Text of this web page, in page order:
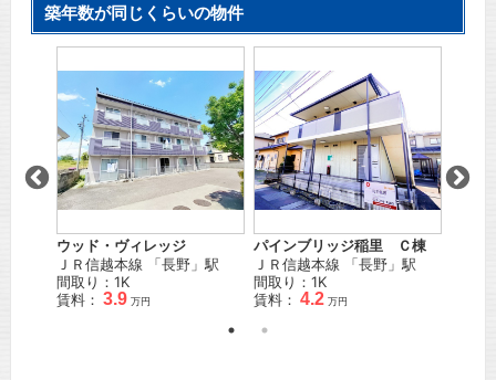
築年数が同じくらいの物件
ウッド・ヴィレッジ
ＪＲ信越本線 「長野 」駅
間取り：1K
賃料： 3.9 万円
パインブリッジ稲里 Ｃ棟
ＪＲ信越本線 「長野 」駅
間取り：1K
賃料： 4.2 万円